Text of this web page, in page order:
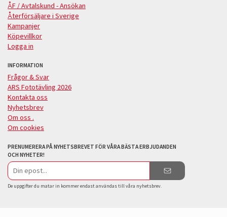
ÅF / Avtalskund - Ansökan
Återförsäljare i Sverige
Kampanjer
Köpevillkor
Logga in
INFORMATION
Frågor & Svar
ARS Fototävling 2026
Kontakta oss
Nyhetsbrev
Om oss .
Om cookies
PRENUMERERA PÅ NYHETSBREVET FÖR VÅRA BÄSTA ERBJUDANDEN
OCH NYHETER!
E-
postadress
De uppgifter du matar in kommer endast användas till våra nyhetsbrev.